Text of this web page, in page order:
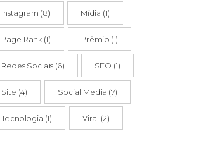
Instagram (8) Mídia (1)
Page Rank (1) Prêmio (1)
Redes Sociais (6) SEO (1)
Site (4) Social Media (7)
Tecnologia (1) Viral (2)